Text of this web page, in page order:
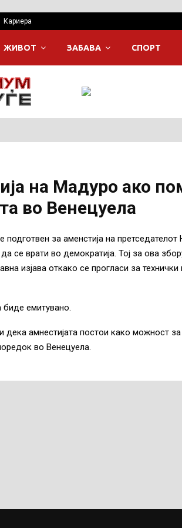
Кариера
ЖИВОТ ЗАБАВА СПОРТ
на Мадуро ако
во Венецуела
за аменстија на
се врати во демократија. Тој за ова
изјава откако се прогласи за
биде емитувано.
дека амнестијата постои како можност за
во Венецуела.